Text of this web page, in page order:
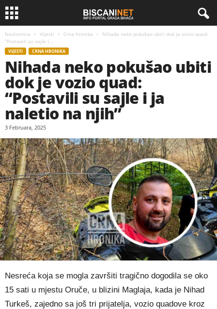
Naslovnica Vijesti Crna hronika
Nihada neko pokušao ubiti dok je vozio quad:
“Postavili su sajle i...
VIJESTI CRNA HRONIKA
Nihada neko pokušao ubiti
dok je vozio quad:
“Postavili su sajle i ja
naletio na njih”
3 Februara, 2025
Nesreća koja se mogla završiti tragično dogodila se oko
15 sati u mjestu Oruče, u blizini Maglaja, kada je Nihad
Turkeš, zajedno sa još tri prijatelja, vozio quadove kroz